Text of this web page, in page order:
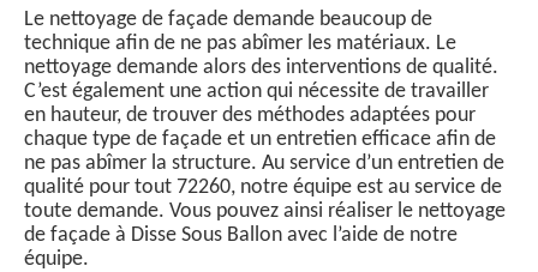
Le nettoyage de façade demande beaucoup de
technique afin de ne pas abîmer les matériaux. Le
nettoyage demande alors des interventions de qualité.
C’est également une action qui nécessite de travailler
en hauteur, de trouver des méthodes adaptées pour
chaque type de façade et un entretien efficace afin de
ne pas abîmer la structure. Au service d’un entretien de
qualité pour tout 72260, notre équipe est au service de
toute demande. Vous pouvez ainsi réaliser le nettoyage
de façade à Disse Sous Ballon avec l’aide de notre
équipe.